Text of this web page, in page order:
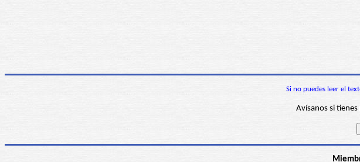
Si no puedes leer el
Avísanos si